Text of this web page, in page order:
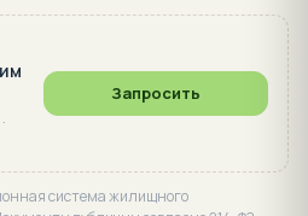
Запросить
система жилищного